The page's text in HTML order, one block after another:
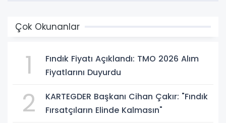
Çok Okunanlar
1
Fındık Fiyatı Açıklandı: TMO 2026 Alım
Fiyatlarını Duyurdu
2
KARTEGDER Başkanı Cihan Çakır: "Fındık
Fırsatçıların Elinde Kalmasın"